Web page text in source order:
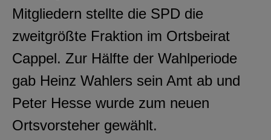
Mitgliedern stellte die SPD die
zweitgrößte Fraktion im Ortsbeirat
Cappel. Zur Hälfte der Wahlperiode
gab Heinz Wahlers sein Amt ab und
Peter Hesse wurde zum neuen
Ortsvorsteher gewählt.